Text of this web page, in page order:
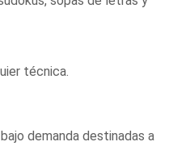
técnica.
demanda destinadas a